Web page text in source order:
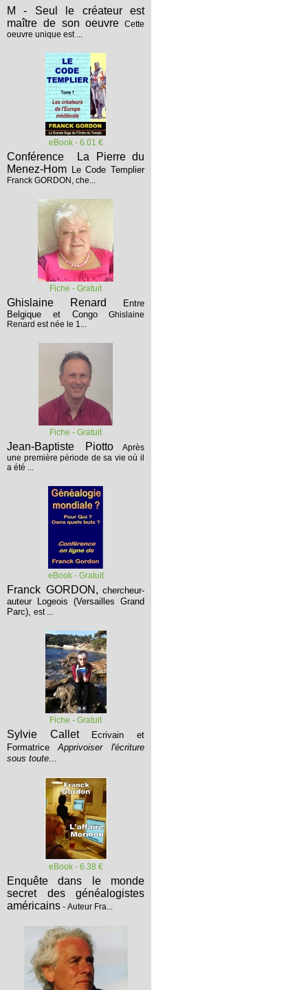
M - Seul le créateur est
maître de son oeuvre Cette
oeuvre unique est ...
eBook - 6.01 €
Conférence La Pierre du
Menez-Hom Le Code Templier
Franck GORDON, che...
Fiche - Gratuit
Ghislaine Renard
Entre
Belgique et Congo
Ghislaine
Renard est née le 1...
Fiche - Gratuit
Jean-Baptiste Piotto
Après
une première période de sa vie où il
a été ...
eBook - Gratuit
Franck GORDON, chercheur-
auteur Logeois (Versailles Grand
Parc), est ...
Fiche - Gratuit
Sylvie Callet
Ecrivain et
Formatrice
Apprivoiser l'écriture
sous toute...
eBook - 6.38 €
Enquête dans le monde
secret des généalogistes
américains - Auteur Fra...